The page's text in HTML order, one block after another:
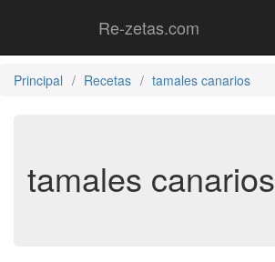
Re-zetas.com
Principal Recetas tamales canarios
tamales canarios